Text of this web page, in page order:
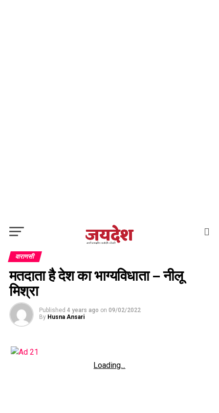
वाराणसी
मतदाता है देश का भाग्यविधाता – नीलू
मिश्रा
Published 4 years ago on 09/02/2022
By Husna Ansari
Loading...